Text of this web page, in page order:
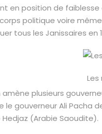
en position de
politique voire
tous les Janissaires en
Les
plusieurs
le gouverneur Ali Pacha
(Arabie Saoudite).